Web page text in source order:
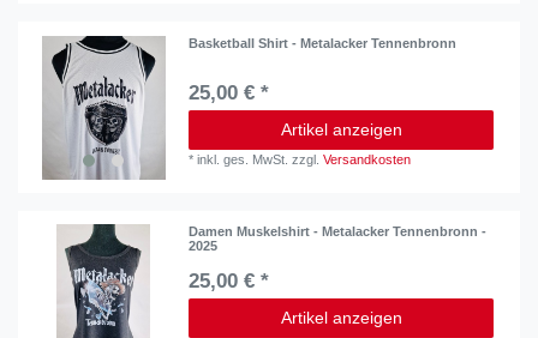
Basketball Shirt - Metalacker Tennenbronn
25,00 € *
Artikel anzeigen
*inkl. ges. MwSt. zzgl.Versandkosten
Damen Muskelshirt - Metalacker Tennenbronn -
2025
25,00 € *
Artikel anzeigen